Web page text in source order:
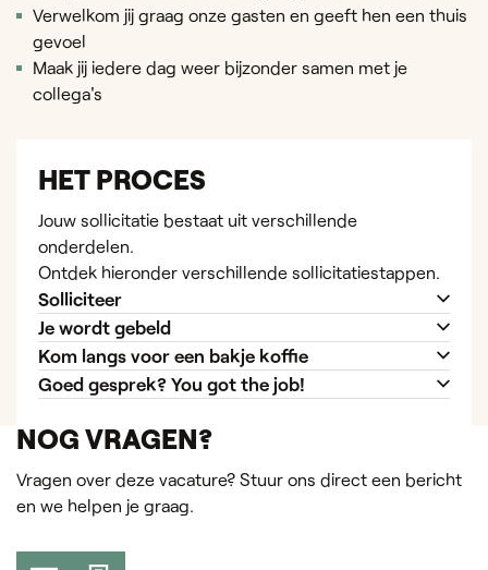
Verwelkom jij graag onze gasten en geeft hen een thuis
gevoel
Maak jij iedere dag weer bijzonder samen met je
collega's
HET PROCES
Jouw sollicitatie bestaat uit verschillende
onderdelen.
Ontdek hieronder verschillende sollicitatiestappen.
Solliciteer
Je wordt gebeld
Kom langs voor een bakje koffie
Goed gesprek? You got the job!
NOG VRAGEN?
Vragen over deze vacature? Stuur ons direct een bericht
en we helpen je graag.